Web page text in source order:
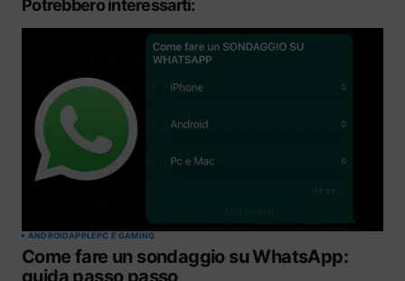
Potrebbero interessarti:
ANDROIDAPPLEPC E GAMING
Come fare un sondaggio su WhatsApp:
guida passo passo